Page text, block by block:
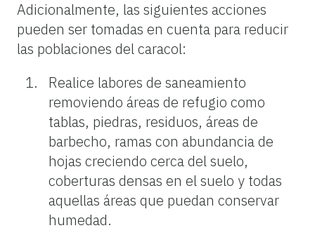
Adicionalmente, las siguientes acciones
pueden ser tomadas en cuenta para reducir
las poblaciones del caracol:
Realice labores de saneamiento
removiendo áreas de refugio como
tablas, piedras, residuos, áreas de
barbecho, ramas con abundancia de
hojas creciendo cerca del suelo,
coberturas densas en el suelo y todas
aquellas áreas que puedan conservar
humedad.